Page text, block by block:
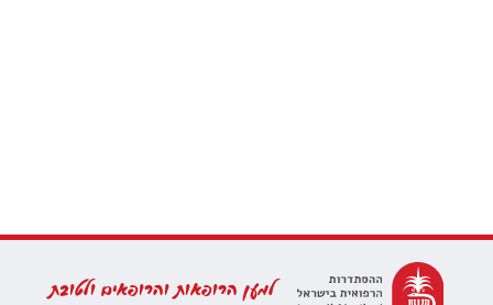
למען הרופאות והרופאים ולטובת